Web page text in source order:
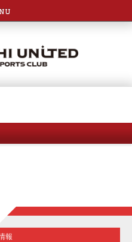
報